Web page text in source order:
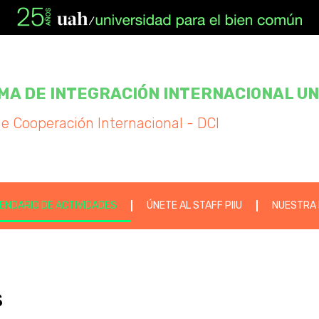
DE INTEGRACIÓN INTERNACIONAL
Cooperación Internacional - DCI
DE ACTIVIDADES ÚNETE AL STAFF PIIU NUESTRA